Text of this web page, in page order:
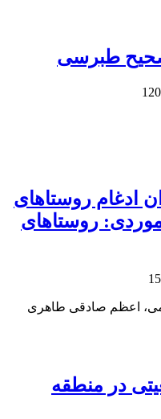
طبرسی
ادغام روستاهای
روستاهای
اعظم صادقی طاهری
در منطقه